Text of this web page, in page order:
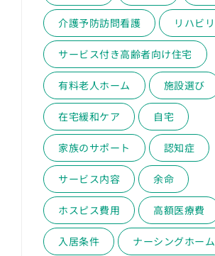
介護予防訪問看護 リハビリ
サービス付き高齢者向け住宅
有料老人ホーム 施設選び
在宅緩和ケア 自宅
家族のサポート 認知症
サービス内容 余命
ホスピス費用 高額医療費
入居条件 ナーシングホーム